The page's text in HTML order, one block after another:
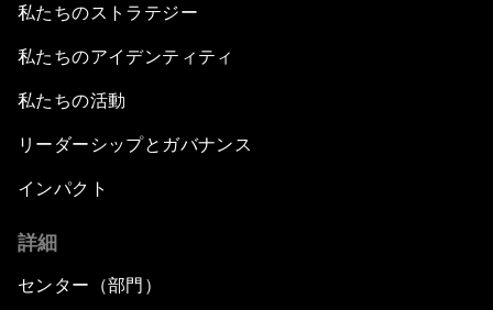
私たちのストラテジー
私たちのアイデンティティ
私たちの活動
リーダーシップとガバナンス
インパクト
詳細
センター（部門）